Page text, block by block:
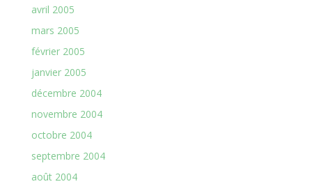
avril 2005
mars 2005
février 2005
janvier 2005
décembre 2004
novembre 2004
octobre 2004
septembre 2004
août 2004